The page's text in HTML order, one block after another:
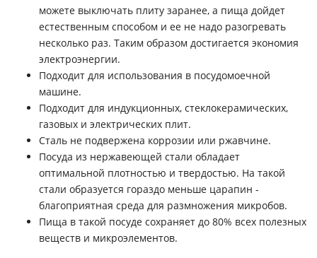
можете выключать плиту заранее, а пища дойдет
естественным способом и ее не надо разогревать
несколько раз. Таким образом достигается экономия
электроэнергии.
Подходит для использования в посудомоечной
машине.
Подходит для индукционных, стеклокерамических,
газовых и электрических плит.
Сталь не подвержена коррозии или ржавчине.
Посуда из нержавеющей стали обладает
оптимальной плотностью и твердостью. На такой
стали образуется гораздо меньше царапин -
благоприятная среда для размножения микробов.
Пища в такой посуде сохраняет до 80% всех полезных
веществ и микроэлементов.